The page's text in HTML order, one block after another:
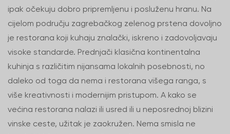
ipak očekuju dobro pripremljenu i posluženu hranu. Na
cijelom području zagrebačkog zelenog prstena dovoljno
je restorana koji kuhaju znalački, iskreno i zadovoljavaju
visoke standarde. Prednjači klasična kontinentalna
kuhinja s različitim nijansama lokalnih posebnosti, no
daleko od toga da nema i restorana višega ranga, s
više kreativnosti i modernijim pristupom. A kako se
većina restorana nalazi ili usred ili u neposrednoj blizini
vinske ceste, užitak je zaokružen. Nema smisla ne